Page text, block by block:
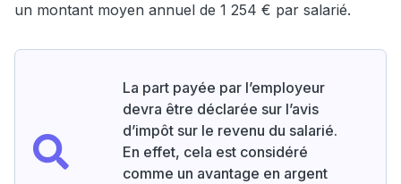
un montant moyen annuel de 1 254 € par salarié.
La part payée par l’employeur
devra être déclarée sur l’avis
d’impôt sur le revenu du salarié.
En effet, cela est considéré
comme un avantage en argent